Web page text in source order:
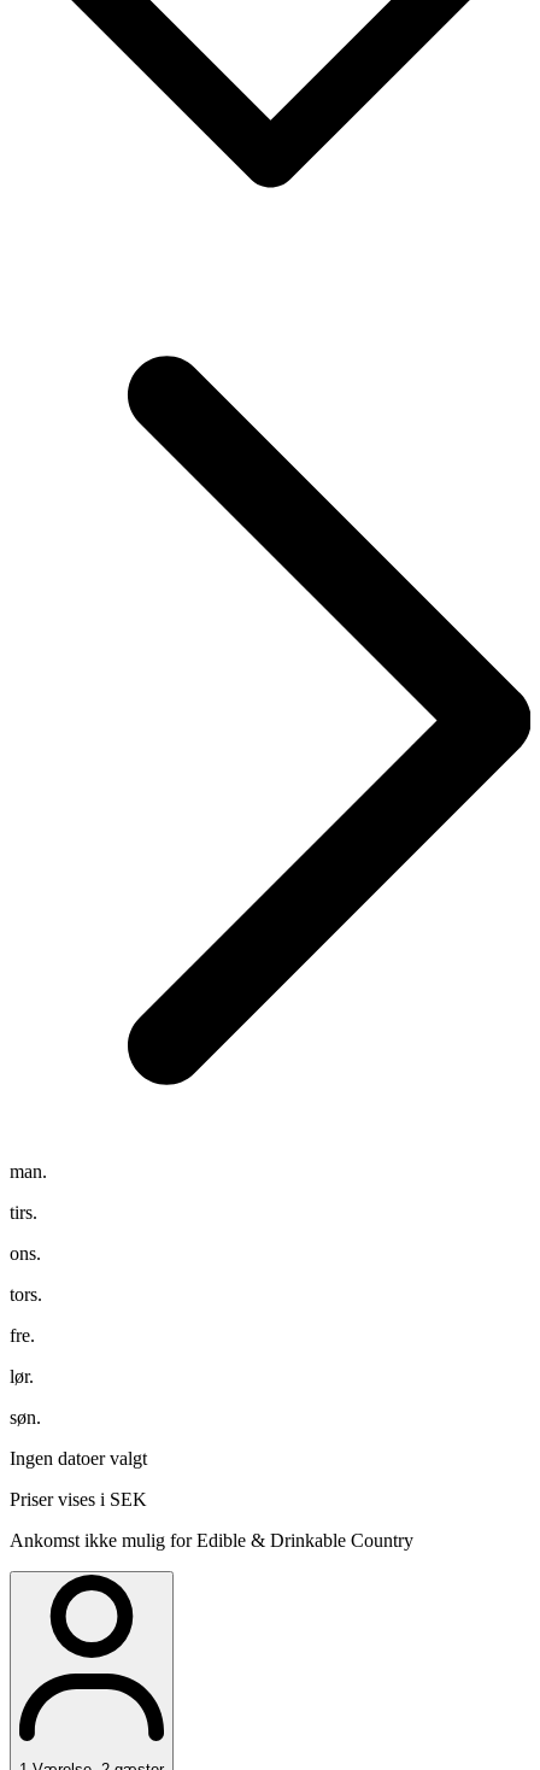
man.
tirs.
ons.
tors.
fre.
lør.
søn.
Ingen datoer valgt
Priser vises i SEK
Ankomst ikke mulig for Edible & Drinkable Country